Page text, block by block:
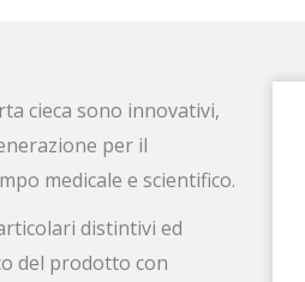
cieca sono innovativi,
per il
medicale e scientifico.
distintivi ed
del prodotto con